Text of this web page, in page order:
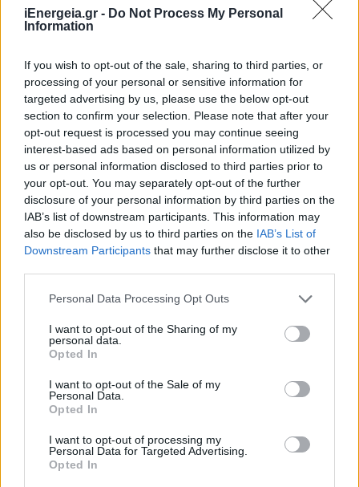
iEnergeia.gr - Do Not Process My Personal
Information
If you wish to opt-out of the sale, sharing to third parties, or
processing of your personal or sensitive information for
targeted advertising by us, please use the below opt-out
section to confirm your selection. Please note that after your
opt-out request is processed you may continue seeing
interest-based ads based on personal information utilized by
us or personal information disclosed to third parties prior to
your opt-out. You may separately opt-out of the further
disclosure of your personal information by third parties on the
IAB’s list of downstream participants. This information may
also be disclosed by us to third parties on the IAB’s List of
Downstream Participants that may further disclose it to other
Personal Data Processing Opt Outs
I want to opt-out of the Sharing of my
personal data.
Opted In
I want to opt-out of the Sale of my
Personal Data.
Opted In
I want to opt-out of processing my
Personal Data for Targeted Advertising.
Opted In
ΧΡΗΣΤΙΚΑ
Πόση απόσταση πρέπει να έχει το φορητό
κλιματιστικό από τον τοίχο για μέγιστη
εξοικονόμηση ρεύματος;
04/08/2026 - 07:02